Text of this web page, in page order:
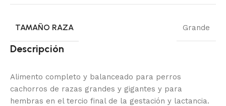
TAMAÑO RAZA Grande
Descripción
Alimento completo y balanceado para perros
cachorros de razas grandes y gigantes y para
hembras en el tercio final de la gestación y lactancia.